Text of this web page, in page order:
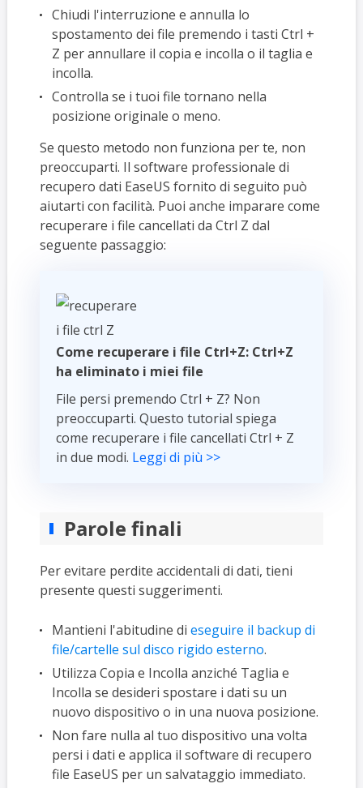
Chiudi l'interruzione e annulla lo
spostamento dei file premendo i tasti Ctrl +
Z per annullare il copia e incolla o il taglia e
incolla.
Controlla se i tuoi file tornano nella
posizione originale o meno.
Se questo metodo non funziona per te, non
preoccuparti. Il software professionale di
recupero dati EaseUS fornito di seguito può
aiutarti con facilità. Puoi anche imparare come
recuperare i file cancellati da Ctrl Z dal
seguente passaggio:
Come recuperare i file Ctrl+Z: Ctrl+Z
ha eliminato i miei file
File persi premendo Ctrl + Z? Non
preoccuparti. Questo tutorial spiega
come recuperare i file cancellati Ctrl + Z
in due modi. Leggi di più >>
Parole finali
Per evitare perdite accidentali di dati, tieni
presente questi suggerimenti.
Mantieni l'abitudine di eseguire il backup di
file/cartelle sul disco rigido esterno.
Utilizza Copia e Incolla anziché Taglia e
Incolla se desideri spostare i dati su un
nuovo dispositivo o in una nuova posizione.
Non fare nulla al tuo dispositivo una volta
persi i dati e applica il software di recupero
file EaseUS per un salvataggio immediato.